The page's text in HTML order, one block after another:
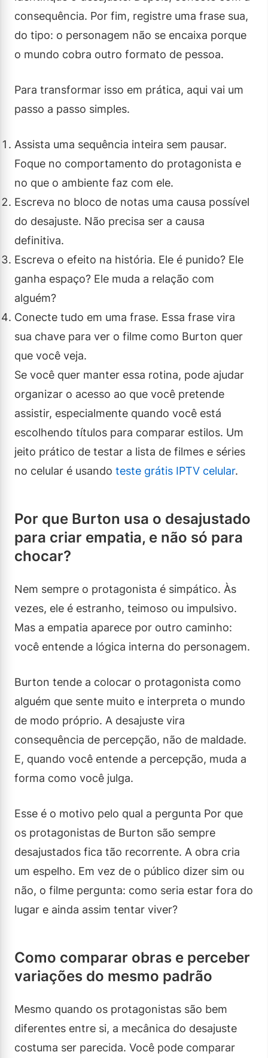
consequência. Por fim, registre uma frase sua,
do tipo: o personagem não se encaixa porque
o mundo cobra outro formato de pessoa.
Para transformar isso em prática, aqui vai um
passo a passo simples.
Assista uma sequência inteira sem pausar.
Foque no comportamento do protagonista e
no que o ambiente faz com ele.
Escreva no bloco de notas uma causa possível
do desajuste. Não precisa ser a causa
definitiva.
Escreva o efeito na história. Ele é punido? Ele
ganha espaço? Ele muda a relação com
alguém?
Conecte tudo em uma frase. Essa frase vira
sua chave para ver o filme como Burton quer
que você veja.
Se você quer manter essa rotina, pode ajudar
organizar o acesso ao que você pretende
assistir, especialmente quando você está
escolhendo títulos para comparar estilos. Um
jeito prático de testar a lista de filmes e séries
no celular é usando teste grátis IPTV celular.
Por que Burton usa o desajustado
para criar empatia, e não só para
chocar?
Nem sempre o protagonista é simpático. Às
vezes, ele é estranho, teimoso ou impulsivo.
Mas a empatia aparece por outro caminho:
você entende a lógica interna do personagem.
Burton tende a colocar o protagonista como
alguém que sente muito e interpreta o mundo
de modo próprio. A desajuste vira
consequência de percepção, não de maldade.
E, quando você entende a percepção, muda a
forma como você julga.
Esse é o motivo pelo qual a pergunta Por que
os protagonistas de Burton são sempre
desajustados fica tão recorrente. A obra cria
um espelho. Em vez de o público dizer sim ou
não, o filme pergunta: como seria estar fora do
lugar e ainda assim tentar viver?
Como comparar obras e perceber
variações do mesmo padrão
Mesmo quando os protagonistas são bem
diferentes entre si, a mecânica do desajuste
costuma ser parecida. Você pode comparar